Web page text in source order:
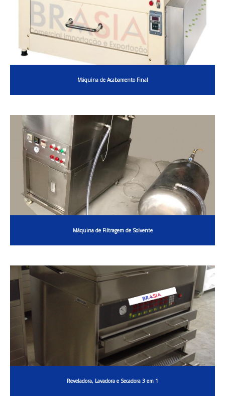
Máquina de Acabamento Final
Máquina de Filtragem de Solvente
Reveladora, Lavadora e Secadora 3 em 1